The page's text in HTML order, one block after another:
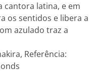
cantora latina, e em
os sentidos e libera a
azulado traz a
Referência: